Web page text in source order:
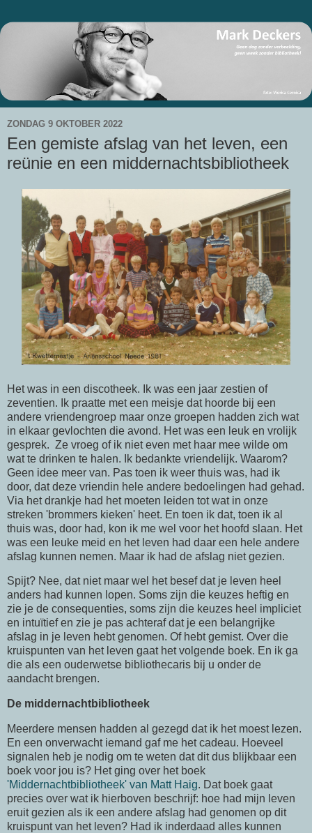
ZONDAG 9 OKTOBER 2022
Een gemiste afslag van het leven, een
reünie en een middernachtsbibliotheek
Het was in een discotheek. Ik was een jaar zestien of
zeventien. Ik praatte met een meisje dat hoorde bij een
andere vriendengroep maar onze groepen hadden zich wat
in elkaar gevlochten die avond. Het was een leuk en vrolijk
gesprek. Ze vroeg of ik niet even met haar mee wilde om
wat te drinken te halen. Ik bedankte vriendelijk. Waarom?
Geen idee meer van. Pas toen ik weer thuis was, had ik
door, dat deze vriendin hele andere bedoelingen had gehad.
Via het drankje had het moeten leiden tot wat in onze
streken 'brommers kieken' heet. En toen ik dat, toen ik al
thuis was, door had, kon ik me wel voor het hoofd slaan. Het
was een leuke meid en het leven had daar een hele andere
afslag kunnen nemen. Maar ik had de afslag niet gezien.
Spijt? Nee, dat niet maar wel het besef dat je leven heel
anders had kunnen lopen. Soms zijn die keuzes heftig en
zie je de consequenties, soms zijn die keuzes heel impliciet
en intuïtief en zie je pas achteraf dat je een belangrijke
afslag in je leven hebt genomen. Of hebt gemist. Over die
kruispunten van het leven gaat het volgende boek. En ik ga
die als een ouderwetse bibliothecaris bij u onder de
aandacht brengen.
De middernachtbibliotheek
Meerdere mensen hadden al gezegd dat ik het moest lezen.
En een onverwacht iemand gaf me het cadeau. Hoeveel
signalen heb je nodig om te weten dat dit dus blijkbaar een
boek voor jou is? Het ging over het boek
'Middernachtbibliotheek' van Matt Haig. Dat boek gaat
precies over wat ik hierboven beschrijf: hoe had mijn leven
eruit gezien als ik een andere afslag had genomen op dit
kruispunt van het leven? Had ik inderdaad alles kunnen